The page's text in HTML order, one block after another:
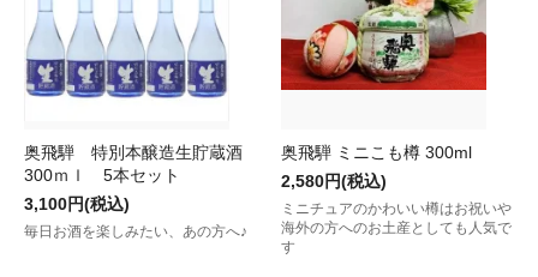
奥飛騨 特別本醸造生貯蔵酒
300ｍｌ 5本セット
3,100円(税込)
毎日お酒を楽しみたい、あの方へ♪
奥飛騨 ミニこも樽 300ml
2,580円(税込)
ミニチュアのかわいい樽はお祝いや
海外の方へのお土産としても人気で
す